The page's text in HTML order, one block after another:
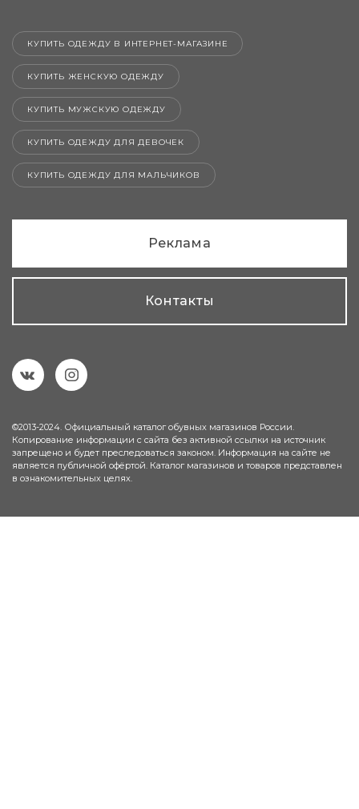
КУПИТЬ ОДЕЖДУ В ИНТЕРНЕТ-МАГАЗИНЕ
КУПИТЬ ЖЕНСКУЮ ОДЕЖДУ
КУПИТЬ МУЖСКУЮ ОДЕЖДУ
КУПИТЬ ОДЕЖДУ ДЛЯ ДЕВОЧЕК
КУПИТЬ ОДЕЖДУ ДЛЯ МАЛЬЧИКОВ
Реклама
Контакты
©2013-2024. Официальный каталог обувных магазинов России.
Копирование информации с сайта без активной ссылки на источник
запрещено и будет преследоваться законом. Информация на сайте не
является публичной офёртой. Каталог магазинов и товаров представлен
в ознакомительных целях.